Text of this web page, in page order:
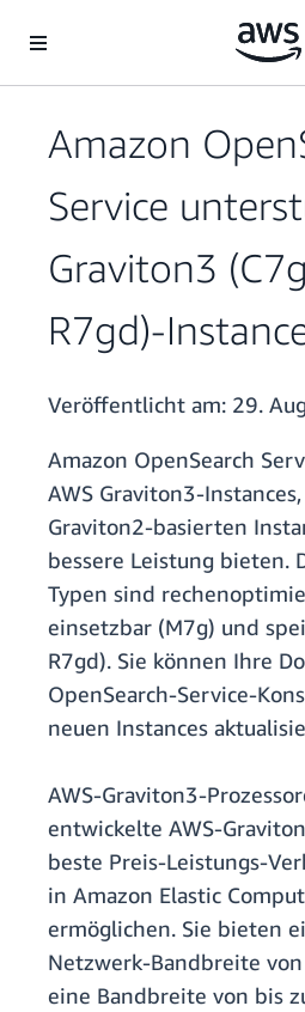
Überspringen zum Hauptinhalt
Amazon
Service
Graviton3
R7gd)-
Veröffentlicht am: 29.
Amazon OpenSearch
AWS Graviton3-
Graviton2-basierten
bessere Leistung bieten.
Typen sind
einsetzbar (M7g) und
R7gd). Sie können Ihre
OpenSearch-Service-
neuen Instances
AWS-Graviton3-
entwickelte AWS-
beste Preis-Leistungs-
in Amazon Elastic
ermöglichen. Sie bieten
Netzwerk-Bandbreite
eine Bandbreite von bis